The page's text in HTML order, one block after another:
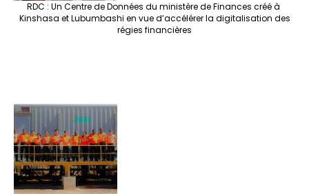
RDC : Un Centre de Données du ministère de Finances créé à
Kinshasa et Lubumbashi en vue d’accélérer la digitalisation des
régies financières